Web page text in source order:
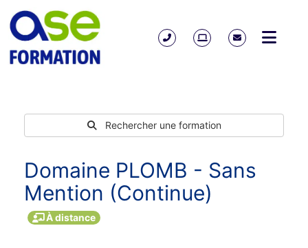
Rechercher une formation
Domaine PLOMB - Sans
Mention (Continue)
À distance